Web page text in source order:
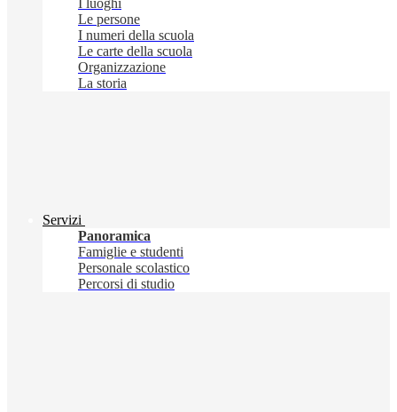
I luoghi
Le persone
I numeri della scuola
Le carte della scuola
Organizzazione
La storia
Servizi
Panoramica
Famiglie e studenti
Personale scolastico
Percorsi di studio